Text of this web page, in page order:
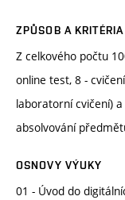
ZPŮSOB A
Z celkového počtu
online test, 8 -
laboratorní cvičení)
absolvování
OSNOVY VÝUKY
01 - Úvod do